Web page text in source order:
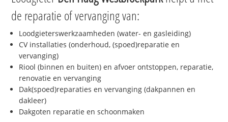
de reparatie of vervanging van:
Loodgieterswerkzaamheden (water- en gasleiding)
CV installaties (onderhoud, (spoed)reparatie en
vervanging)
Riool (binnen en buiten) en afvoer ontstoppen, reparatie,
renovatie en vervanging
Dak(spoed)reparaties en vervanging (dakpannen en
dakleer)
Dakgoten reparatie en schoonmaken